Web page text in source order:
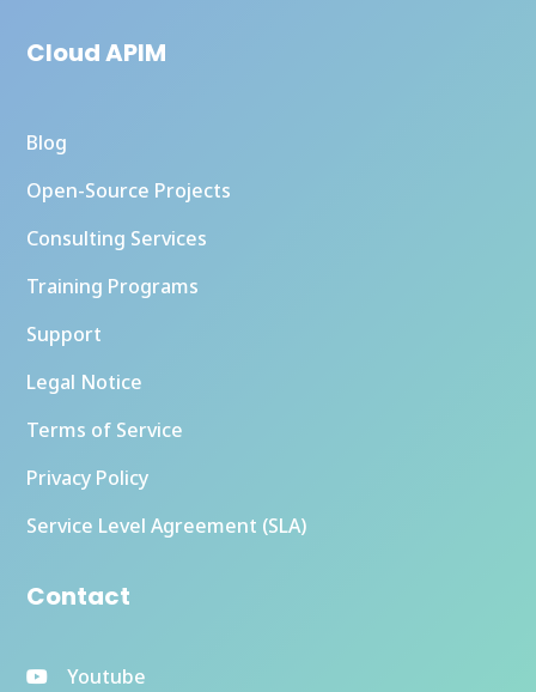
Cloud APIM
Blog
Open-Source Projects
Consulting Services
Training Programs
Support
Legal Notice
Terms of Service
Privacy Policy
Service Level Agreement (SLA)
Contact
Youtube